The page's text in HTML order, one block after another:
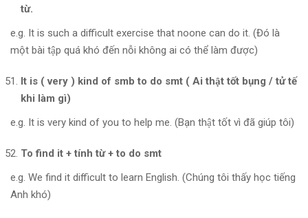
từ.
e.g. It is such a difficult exercise that noone can do it. (Đó là
một bài tập quá khó đến nỗi không ai có thể làm được)
It is ( very ) kind of smb to do smt ( Ai thật tốt bụng / tử tế
khi làm gì)
e.g. It is very kind of you to help me. (Bạn thật tốt vì đã giúp tôi)
To find it + tính từ + to do smt
e.g. We find it difficult to learn English. (Chúng tôi thấy học tiếng
Anh khó)